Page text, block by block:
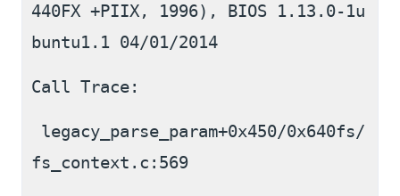
440FX +PIIX, 1996), BIOS 1.13.0-1u
buntu1.1 04/01/2014
Call Trace:
legacy_parse_param+0x450/0x640fs/
fs_context.c:569